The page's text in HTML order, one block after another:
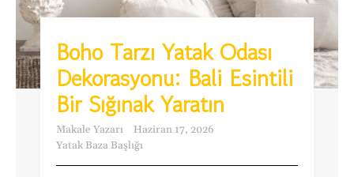
Boho Tarzı Yatak Odası
Dekorasyonu: Bali Esintili
Bir Sığınak Yaratın
Makale Yazarı
Haziran 17, 2026
Yatak Baza Başlığı